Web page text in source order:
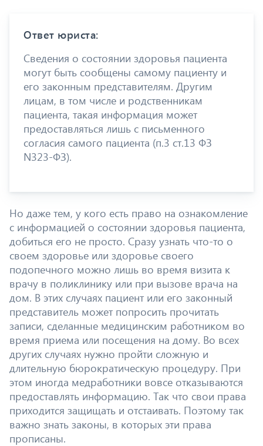
Ответ юриста:
Сведения о состоянии здоровья пациента
могут быть сообщены самому пациенту и
его законным представителям. Другим
лицам, в том числе и родственникам
пациента, такая информация может
предоставляться лишь с письменного
согласия самого пациента (п.3 ст.13 ФЗ
N323-ФЗ).
Но даже тем, у кого есть право на ознакомление
с информацией о состоянии здоровья пациента,
добиться его не просто. Сразу узнать что-то о
своем здоровье или здоровье своего
подопечного можно лишь во время визита к
врачу в поликлинику или при вызове врача на
дом. В этих случаях пациент или его законный
представитель может попросить прочитать
записи, сделанные медицинским работником во
время приема или посещения на дому. Во всех
других случаях нужно пройти сложную и
длительную бюрократическую процедуру. При
этом иногда медработники вовсе отказываются
предоставлять информацию. Так что свои права
приходится защищать и отстаивать. Поэтому так
важно знать законы, в которых эти права
прописаны.